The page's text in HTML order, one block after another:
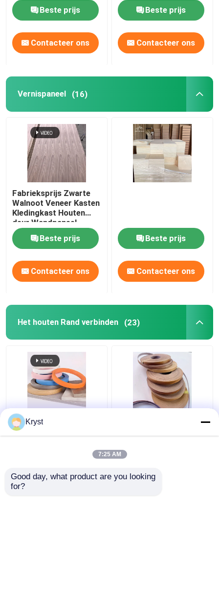
Beste prijs
Contacteer ons
Beste prijs
Contacteer ons
Vernispaneel (16)
Fabrieksprijs Zwarte
Walnoot Veneer Kasten
Kledingkast Houten
deur Wandpaneel
Decoratief paneel
Beste prijs
Contacteer ons
Beste prijs
Contacteer ons
Het houten Rand verbinden (23)
0.6 mm 1 mm
Houtgraan PVC Wit
Multiscene hardhouten
voor geautomatiseerde
productie
Kryst
7:25 AM
Good day, what product are you looking
for?